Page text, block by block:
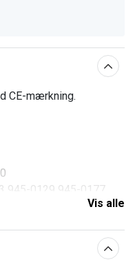
CE-mærkning.
945-0129 945-0177
80 Botvac 85Vis alle